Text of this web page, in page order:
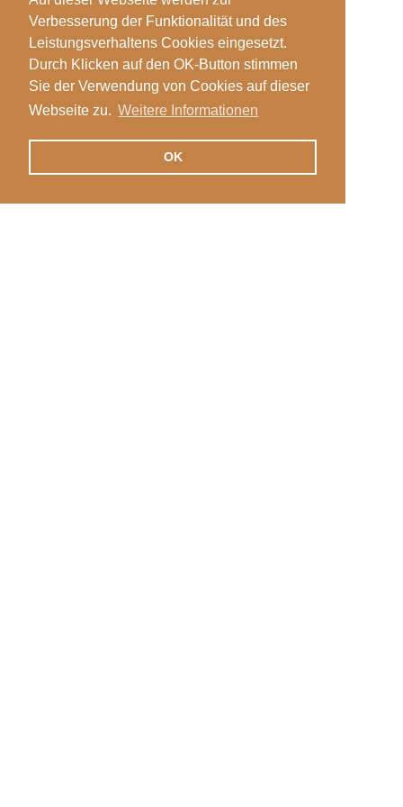
Verbesserung der Funktionalität und des
Leistungsverhaltens Cookies eingesetzt.
Durch Klicken auf den OK-Button stimmen
Sie der Verwendung von Cookies auf dieser
Webseite zu. Weitere Informationen
OK